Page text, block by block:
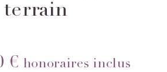
terrain
€ honoraires inclus